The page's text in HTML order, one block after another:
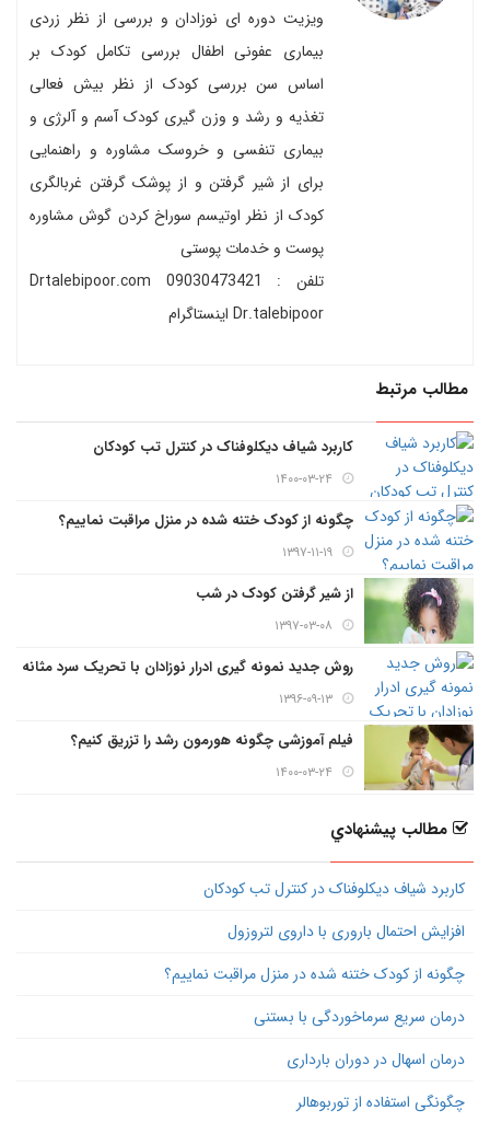
ویزیت دوره ای نوزادان و بررسی از نظر زردی
بیماری عفونی اطفال بررسی تکامل کودک بر
اساس سن بررسی کودک از نظر بیش فعالی
تغذیه و رشد و وزن گیری کودک آسم و آلرژی و
بیماری تنفسی و خروسک مشاوره و راهنمایی
برای از شیر گرفتن و از پوشک گرفتن غربالگری
کودک از نظر اوتیسم سوراخ کردن گوش مشاوره
پوست و خدمات پوستی
تلفن : 09030473421 Drtalebipoor.com
Dr.talebipoor اینستاگرام
مطالب مرتبط
کاربرد شیاف دیکلوفناک در کنترل تب کودکان
۱۴۰۰-۰۳-۲۴
چگونه از کودک ختنه شده در منزل مراقبت نماییم؟
۱۳۹۷-۱۱-۱۹
از شیر گرفتن کودک در شب
۱۳۹۷-۰۳-۰۸
روش جدید نمونه گیری ادرار نوزادان با تحریک سرد مثانه
۱۳۹۶-۰۹-۱۳
فیلم آموزشی چگونه هورمون رشد را تزریق کنیم؟
۱۴۰۰-۰۳-۲۴
مطالب پيشنهادي
کاربرد شیاف دیکلوفناک در کنترل تب کودکان
افزایش احتمال باروری با داروی لتروزول
چگونه از کودک ختنه شده در منزل مراقبت نماییم؟
درمان سریع سرماخوردگی با بستنی
درمان اسهال در دوران بارداری
چگونگی استفاده از توربوهالر